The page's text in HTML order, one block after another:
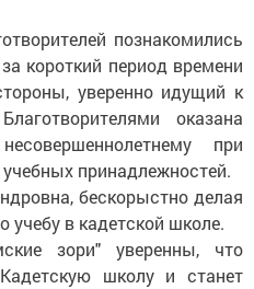
познакомились
короткий период времени
уверенно идущий к
оказана
при
принадлежностей.
бескорыстно делая
учебу в кадетской школе.
зори" уверенны, что
школу и станет